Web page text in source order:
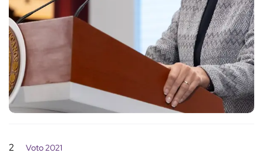
2 Voto 2021